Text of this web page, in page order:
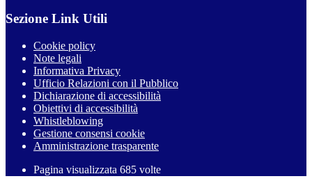
Sezione Link Utili
Cookie policy
Note legali
Informativa Privacy
Ufficio Relazioni con il Pubblico
Dichiarazione di accessibilità
Obiettivi di accessibilità
Whistleblowing
Gestione consensi cookie
Amministrazione trasparente
Pagina visualizzata 685 volte